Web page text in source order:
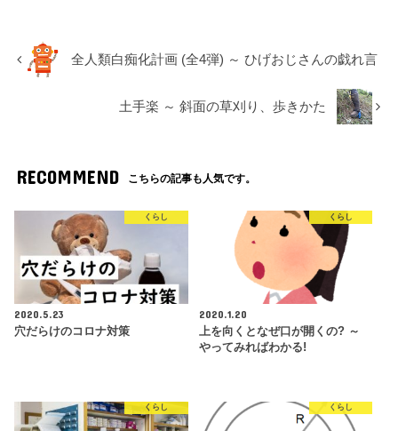
全人類白痴化計画 (全4弾) ～ ひげおじさんの戯れ言
土手楽 ～ 斜面の草刈り、歩きかた
RECOMMEND こちらの記事も人気です。
くらし
2020.5.23
穴だらけのコロナ対策
くらし
2020.1.20
上を向くとなぜ口が開くの? ～
やってみればわかる!
くらし くらし